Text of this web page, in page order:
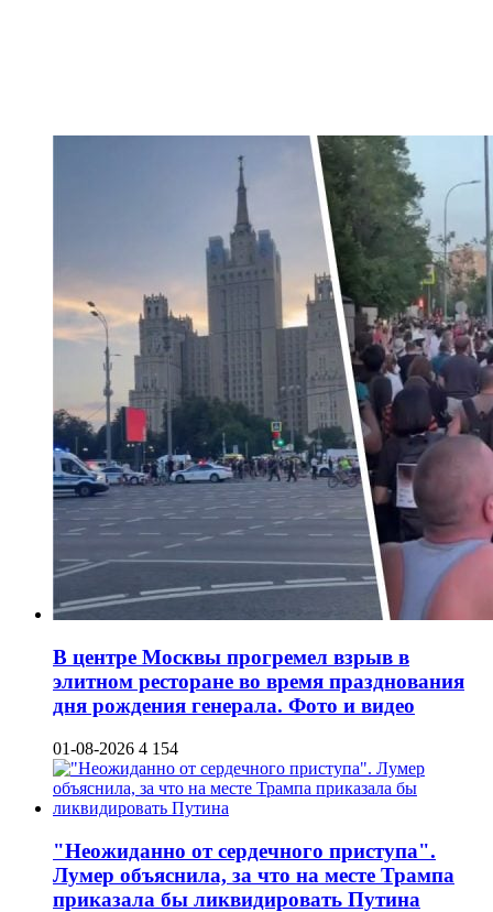
В центре Москвы прогремел взрыв в
элитном ресторане во время празднования
дня рождения генерала. Фото и видео
01-08-2026 4 154
"Неожиданно от сердечного приступа".
Лумер объяснила, за что на месте Трампа
приказала бы ликвидировать Путина